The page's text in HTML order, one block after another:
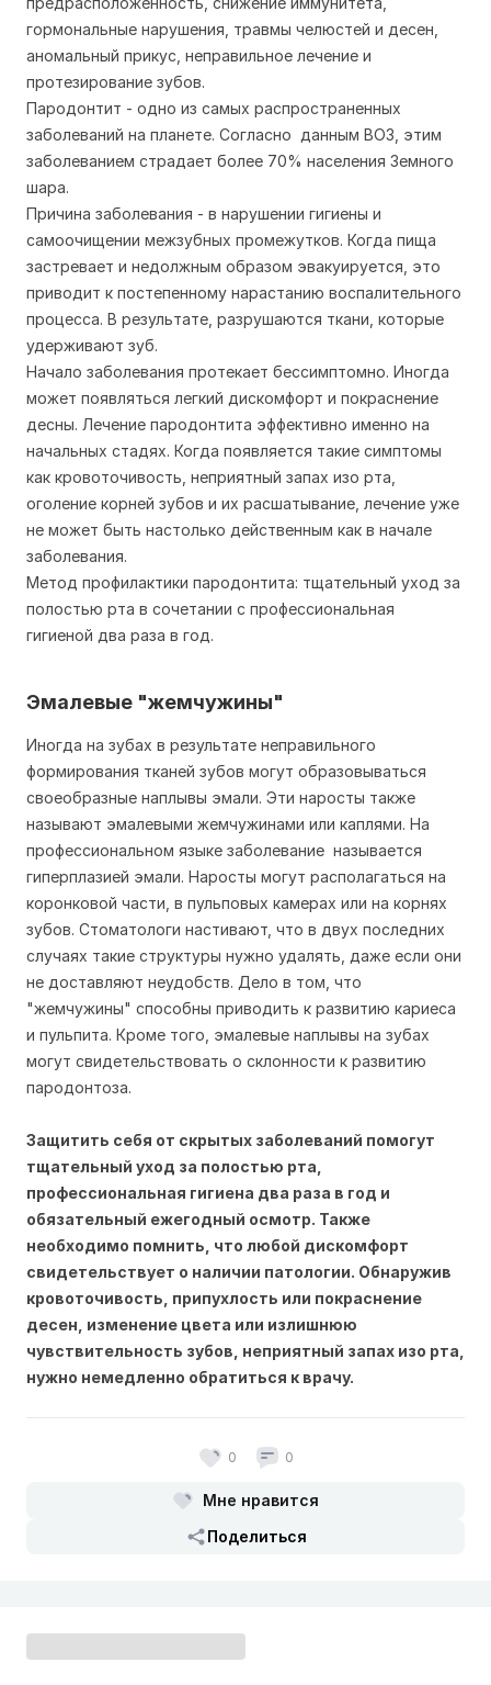
гормональные нарушения, травмы челюстей и десен,
аномальный прикус, неправильное лечение и
протезирование зубов.
Пародонтит - одно из самых распространенных
заболеваний на планете. Согласно данным ВОЗ, этим
заболеванием страдает более 70% населения Земного
шара.
Причина заболевания - в нарушении гигиены и
самоочищении межзубных промежутков. Когда пища
застревает и недолжным образом эвакуируется, это
приводит к постепенному нарастанию воспалительного
процесса. В результате, разрушаются ткани, которые
удерживают зуб.
Начало заболевания протекает бессимптомно. Иногда
может появляться легкий дискомфорт и покраснение
десны. Лечение пародонтита эффективно именно на
начальных стадях. Когда появляется такие симптомы
как кровоточивость, неприятный запах изо рта,
оголение корней зубов и их расшатывание, лечение уже
не может быть настолько действенным как в начале
заболевания.
Метод профилактики пародонтита: тщательный уход за
полостью рта в сочетании с профессиональная
гигиеной два раза в год.
Эмалевые "жемчужины"
Иногда на зубах в результате неправильного
формирования тканей зубов могут образовываться
своеобразные наплывы эмали. Эти наросты также
называют эмалевыми жемчужинами или каплями. На
профессиональном языке заболевание называется
гиперплазией эмали. Наросты могут располагаться на
коронковой части, в пульповых камерах или на корнях
зубов. Стоматологи настивают, что в двух последних
случаях такие структуры нужно удалять, даже если они
не доставляют неудобств. Дело в том, что
"жемчужины" способны приводить к развитию кариеса
и пульпита. Кроме того, эмалевые наплывы на зубах
могут свидетельствовать о склонности к развитию
пародонтоза.
Защитить себя от скрытых заболеваний помогут
тщательный уход за полостью рта,
профессиональная гигиена два раза в год и
обязательный ежегодный осмотр. Также
необходимо помнить, что любой дискомфорт
свидетельствует о наличии патологии. Обнаружив
кровоточивость, припухлость или покраснение
десен, изменение цвета или излишнюю
чувствительность зубов, неприятный запах изо рта,
нужно немедленно обратиться к врачу.
0 0
Мне нравится
Поделиться